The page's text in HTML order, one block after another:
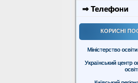
⇒ Телефони
КОРИСНІ
Міністерство
Український центр